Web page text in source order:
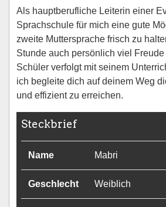
Als hauptberufliche Leiterin einer
Sprachschule für mich eine gute
zweite Muttersprache frisch zu
Stunde auch persönlich viel
Schüler verfolgt mit seinem
ich begleite dich auf deinem Weg
und effizient zu erreichen.
Steckbrief
Name Mabri
Geschlecht Weiblich